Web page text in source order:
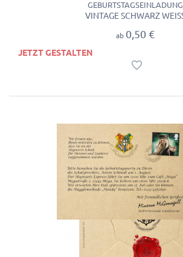
GEBURTSTAGSEINLADUNG
VINTAGE SCHWARZ WEISS
ab 0,50 €
JETZT GESTALTEN